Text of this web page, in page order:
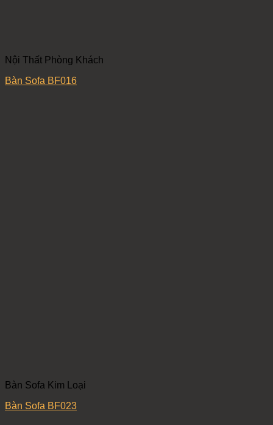
Nội Thất Phòng Khách
Bàn Sofa BF016
Bàn Sofa Kim Loại
Bàn Sofa BF023